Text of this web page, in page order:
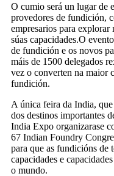
O cumio será un lugar de
provedores de fundición,
empresarios para explorar
súas capacidades.O
de fundición e os novos
máis de 1500 delegados
vez o converten na maior
fundición.
A única feira da India,
dos destinos importantes
India Expo organizarase
67 Indian Foundry
para que as fundicións de
capacidades e
o mundo.